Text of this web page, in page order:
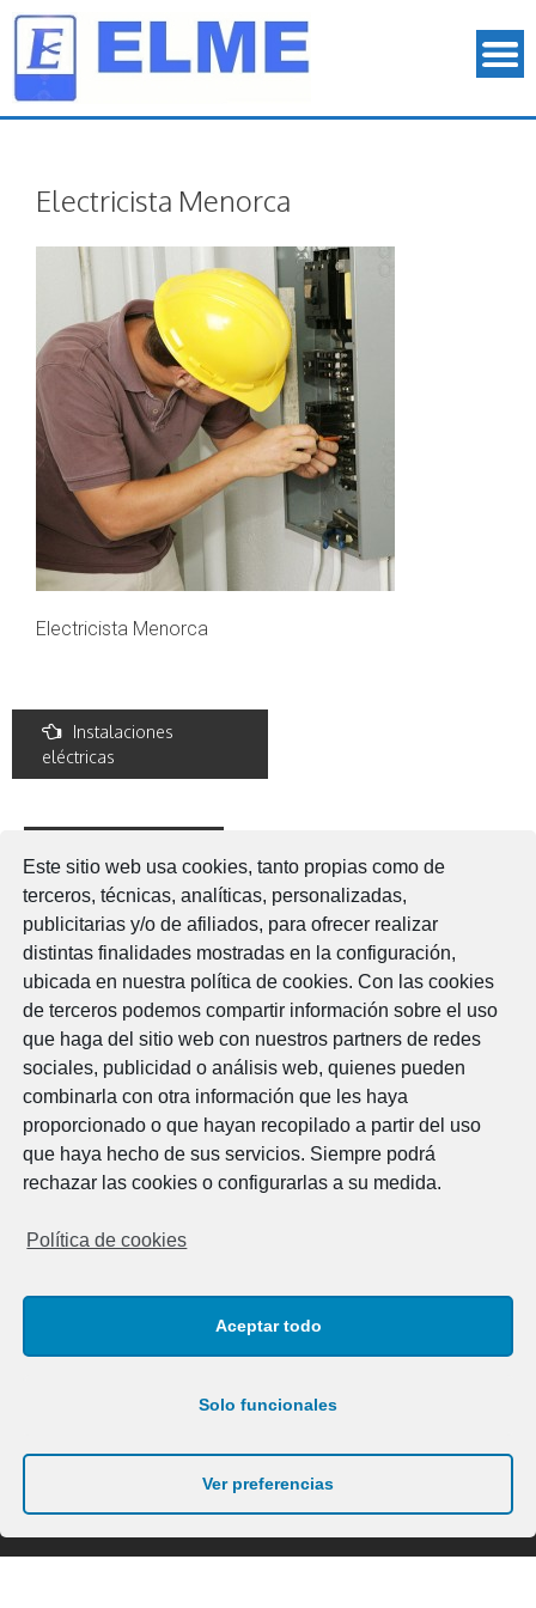
Este sitio web usa cookies, tanto propias como de
terceros, técnicas, analíticas, personalizadas,
publicitarias y/o de afiliados, para ofrecer realizar
distintas finalidades mostradas en la configuración,
ubicada en nuestra política de cookies. Con las cookies
de terceros podemos compartir información sobre el uso
que haga del sitio web con nuestros partners de redes
sociales, publicidad o análisis web, quienes pueden
combinarla con otra información que les haya
proporcionado o que hayan recopilado a partir del uso
que haya hecho de sus servicios. Siempre podrá
rechazar las cookies o configurarlas a su medida.
Política de cookies
Aceptar todo
Solo funcionales
Ver preferencias
Electricista Menorca
Electricista Menorca
Post
navigation
Instalaciones
eléctricas
Lo siento, debes estarconectado para publicar un
comentario.
Legal
Aviso Legal
Política de cookies
Política de privacidad
Horario
Contacto
Av. Cap de Cavalleria 29B
Tel.: 971 36 17 12 / 609 26 47 86